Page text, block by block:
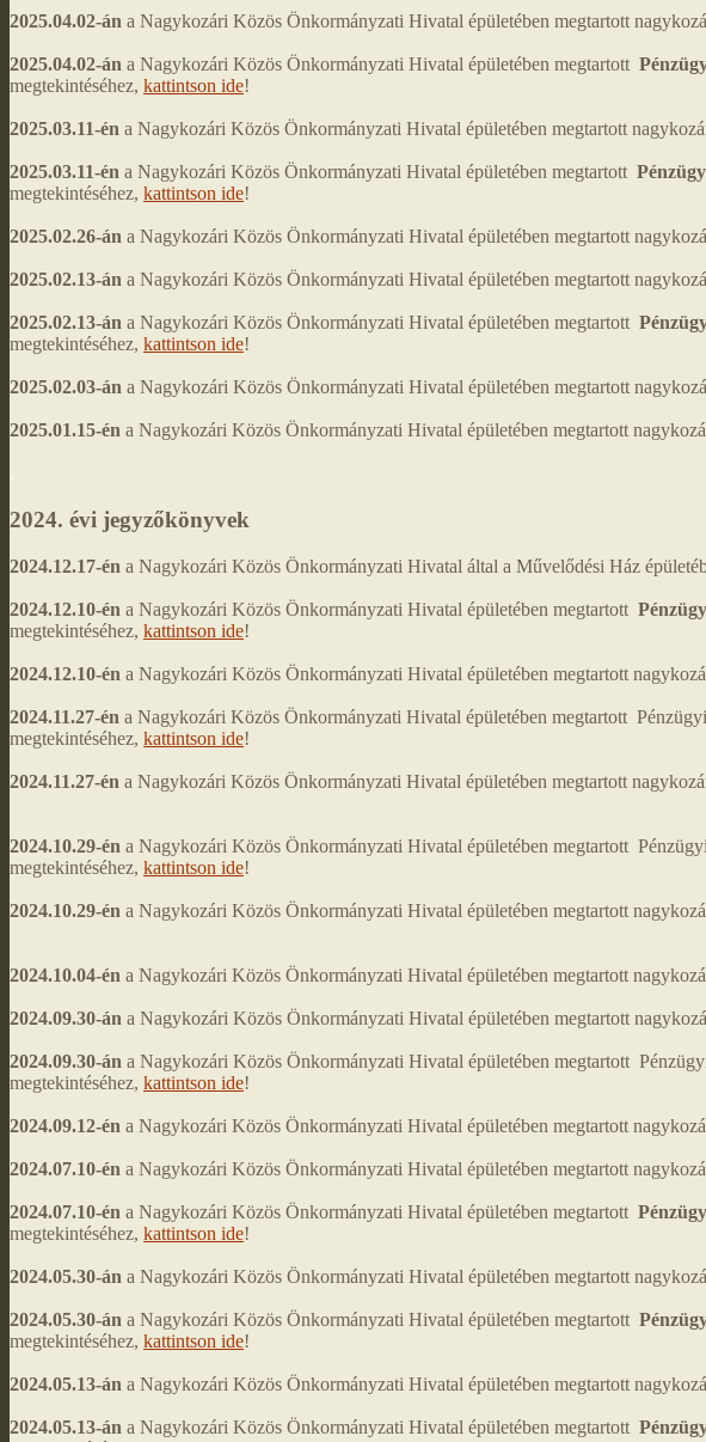
2025.04.02-án a Nagykozári Közös Önkormányzati Hivatal épületében megtartott
2025.04.02-án a Nagykozári Közös Önkormányzati Hivatal épületében megtartott
megtekintéséhez, kattintson ide!
2025.03.11-én a Nagykozári Közös Önkormányzati Hivatal épületében megtartott
2025.03.11-én a Nagykozári Közös Önkormányzati Hivatal épületében megtartott
megtekintéséhez, kattintson ide!
2025.02.26-án a Nagykozári Közös Önkormányzati Hivatal épületében megtartott
2025.02.13-án a Nagykozári Közös Önkormányzati Hivatal épületében megtartott
2025.02.13-án a Nagykozári Közös Önkormányzati Hivatal épületében megtartott
megtekintéséhez, kattintson ide!
2025.02.03-án a Nagykozári Közös Önkormányzati Hivatal épületében megtartott
2025.01.15-én a Nagykozári Közös Önkormányzati Hivatal épületében megtartott
.
2024. évi jegyzőkönyvek
2024.12.17-én a Nagykozári Közös Önkormányzati Hivatal által a Művelődési Ház
2024.12.10-én a Nagykozári Közös Önkormányzati Hivatal épületében megtartott
megtekintéséhez, kattintson ide!
2024.12.10-én a Nagykozári Közös Önkormányzati Hivatal épületében megtartott
2024.11.27-én a Nagykozári Közös Önkormányzati Hivatal épületében megtartott
megtekintéséhez, kattintson ide!
2024.11.27-én a Nagykozári Közös Önkormányzati Hivatal épületében megtartott
2024.10.29-én a Nagykozári Közös Önkormányzati Hivatal épületében megtartott
megtekintéséhez, kattintson ide!
2024.10.29-én a Nagykozári Közös Önkormányzati Hivatal épületében megtartott
2024.10.04-én a Nagykozári Közös Önkormányzati Hivatal épületében megtartott
2024.09.30-án a Nagykozári Közös Önkormányzati Hivatal épületében megtartott
2024.09.30-án a Nagykozári Közös Önkormányzati Hivatal épületében megtartott
megtekintéséhez, kattintson ide!
2024.09.12-én a Nagykozári Közös Önkormányzati Hivatal épületében megtartott
2024.07.10-én a Nagykozári Közös Önkormányzati Hivatal épületében megtartott
2024.07.10-én a Nagykozári Közös Önkormányzati Hivatal épületében megtartott
megtekintéséhez, kattintson ide!
2024.05.30-án a Nagykozári Közös Önkormányzati Hivatal épületében megtartott
2024.05.30-án a Nagykozári Közös Önkormányzati Hivatal épületében megtartott
megtekintéséhez, kattintson ide!
2024.05.13-án a Nagykozári Közös Önkormányzati Hivatal épületében megtartott
2024.05.13-án a Nagykozári Közös Önkormányzati Hivatal épületében megtartott